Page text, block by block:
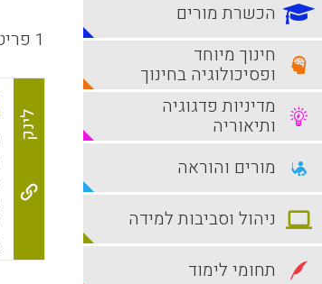
1 פריטים
לינק
הכשרת מורים
חינוך מיוחד
ופסיכולוגיה בחינוך
מדיניות פדגוגיה
ותיאוריה
מורים והוראה
ניהול וסביבות למידה
תחומי לימוד